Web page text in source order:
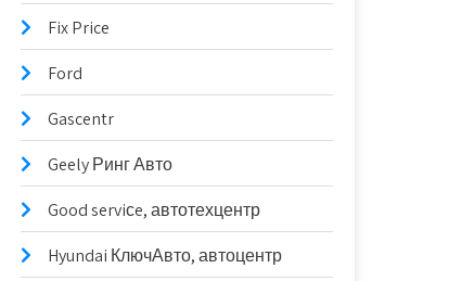
Fix Price
Ford
Gascentr
Geely Ринг Авто
Good serviсe, автотехцентр
Hyundai КлючАвто, автоцентр